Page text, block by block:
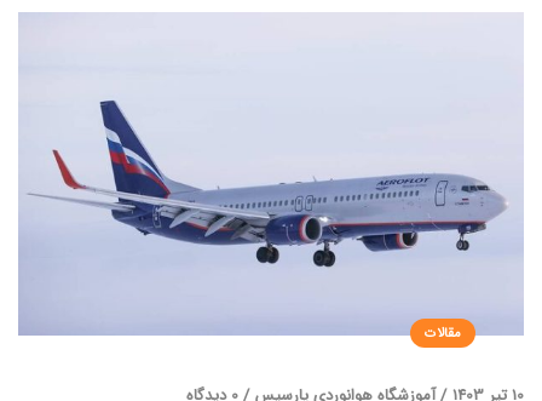
مقالات
10 تیر 1403 /آموزشگاه هوانوردی پارسیس /0 دیدگاه